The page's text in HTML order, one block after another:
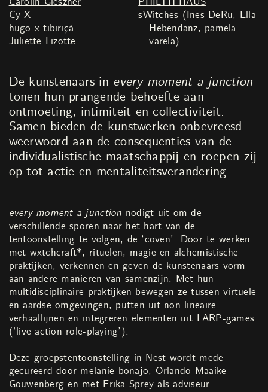
Cy X
hugo x tibiriçá
Juliette Lizotte
sWitches (Ines DeRu, Ella
Hebendanz, pamela
varela)
De kunstenaars in every moment a junction
tonen hun prangende behoefte aan
ontmoeting, intimiteit en collectiviteit.
Samen bieden de kunstwerken onbevreesd
weerwoord aan de consequenties van de
individualistische maatschappij en roepen zij
op tot actie en mentaliteitsverandering.
every moment a junction nodigt uit om de
verschillende sporen naar het hart van de
tentoonstelling te volgen, de ‘coven’. Door te werken
met wxtchcraft*, rituelen, magie en alchemistische
praktijken, verkennen en geven de kunstenaars vorm
aan andere manieren van samenzijn. Met hun
multidisciplinaire praktijken bewegen ze tussen virtuele
en aardse omgevingen, putten uit non-lineaire
verhaallijnen en integreren elementen uit LARP-games
(‘live action role-playing’).
Deze groepstentoonstelling in Nest wordt mede
gecureerd door melanie bonajo, Orlando Maaike
Gouwenberg en met Erika Sprey als adviseur.